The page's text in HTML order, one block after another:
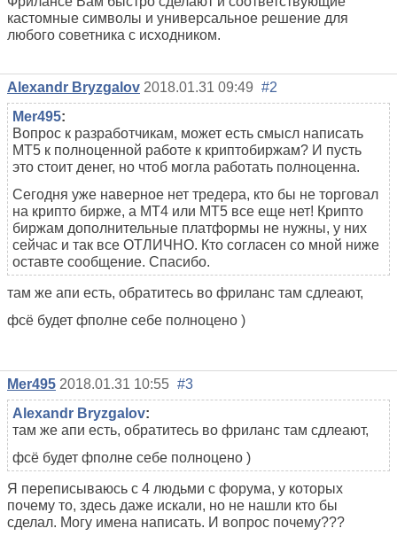
кастомные символы и универсальное решение для
любого советника с исходником.
Alexandr Bryzgalov 2018.01.31 09:49 #2
Mer495:
Вопрос к разработчикам, может есть смысл написать
МТ5 к полноценной работе к криптобиржам? И пусть
это стоит денег, но чтоб могла работать полноценна.
Сегодня уже наверное нет тредера, кто бы не торговал
на крипто бирже, а МТ4 или МТ5 все еще нет! Крипто
биржам дополнительные платформы не нужны, у них
сейчас и так все ОТЛИЧНО. Кто согласен со мной ниже
оставте сообщение. Спасибо.
там же апи есть, обратитесь во фриланс там сдлеают,
фсё будет фполне себе полноцено )
Mer495 2018.01.31 10:55 #3
Alexandr Bryzgalov:
там же апи есть, обратитесь во фриланс там сдлеают,
фсё будет фполне себе полноцено )
Я переписываюсь с 4 людьми с форума, у которых
почему то, здесь даже искали, но не нашли кто бы
сделал. Могу имена написать. И вопрос почему???